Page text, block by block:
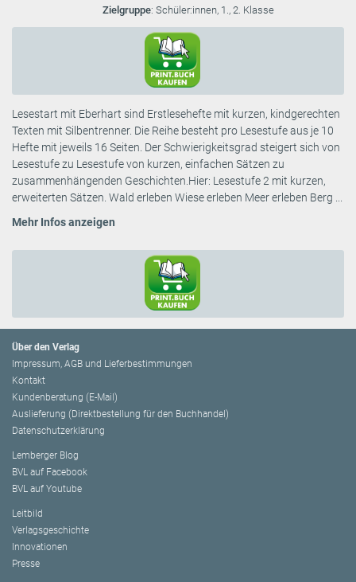
Zielgruppe: Schüler:innen, 1., 2. Klasse
Lesestart mit Eberhart sind Erstlesehefte mit kurzen, kindgerechten
Texten mit Silbentrenner. Die Reihe besteht pro Lesestufe aus je 10
Hefte mit jeweils 16 Seiten. Der Schwierigkeitsgrad steigert sich von
Lesestufe zu Lesestufe von kurzen, einfachen Sätzen zu
zusammenhängenden Geschichten.Hier: Lesestufe 2 mit kurzen,
erweiterten Sätzen. Wald erleben Wiese erleben Meer erleben Berg ...
Mehr Infos anzeigen
Über den Verlag
Impressum, AGB und Lieferbestimmungen
Kontakt
Kundenberatung (E-Mail)
Auslieferung (Direktbestellung für den Buchhandel)
Datenschutzerklärung
Lemberger Blog
BVL auf Facebook
BVL auf Youtube
Leitbild
Verlagsgeschichte
Innovationen
Presse